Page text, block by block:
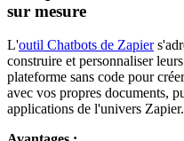
sur mesure
L'outil Chatbots de Zapier
construire et personnaliser
plateforme sans code pour
avec vos propres documents,
applications de l'univers Zapier.